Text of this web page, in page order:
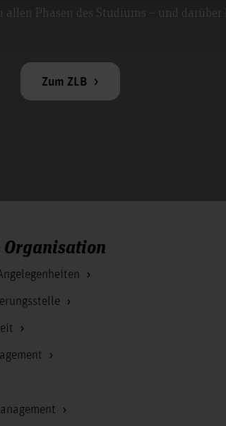
allen Phasen des Studiums – und
Zum ZLB
Organisation